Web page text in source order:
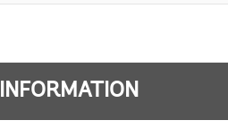
INFORMATION